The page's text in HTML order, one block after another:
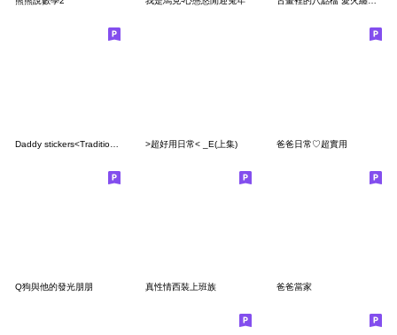
>超好用日常< _E(上集) 爸爸日常♡超實用
Q狗與他的發光朋朋 真性情西裝上班族 爸爸當家